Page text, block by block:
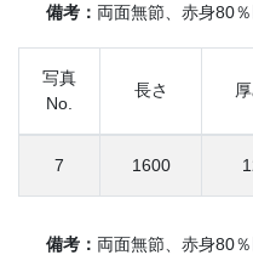
備考： 両面無節、赤身80
写真
No.
長さ
7 1600
備考： 両面無節、赤身80